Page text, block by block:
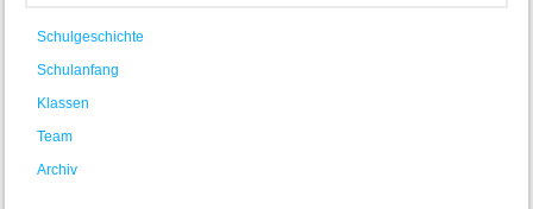
Schulgeschichte
Schulanfang
Klassen
Team
Archiv